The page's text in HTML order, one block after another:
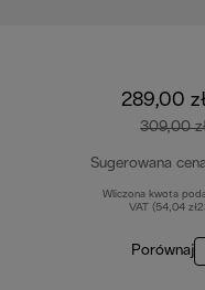
289,00
309,00
Sugerowana
Wliczona kwota
VAT (54,04
Porównaj